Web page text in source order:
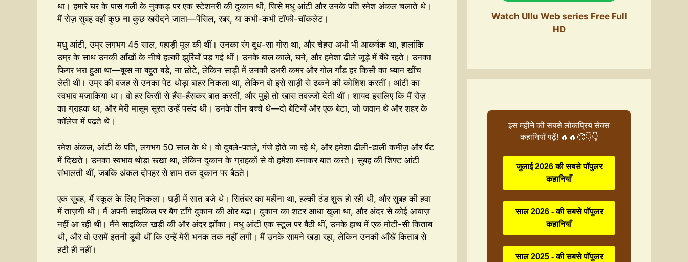
था। हमारे घर के पास गली के नुक्कड़ पर एक स्टेशनरी की दुकान थी, जिसे मधु आंटी और उनके पति रमेश अंकल चलाते थे।
मैं रोज़ सुबह वहाँ कुछ ना कुछ खरीदने जाता—पेंसिल, रबर, या कभी-कभी टॉफी-चॉकलेट।
मधु आंटी, उम्र लगभग 45 साल, पहाड़ी मूल की थीं। उनका रंग दूध-सा गोरा था, और चेहरा अभी भी आकर्षक था, हालांकि
उम्र के साथ उनकी आँखों के नीचे हल्की झुर्रियाँ पड़ गई थीं। उनके बाल काले, घने, और हमेशा ढीले जूड़े में बँधे रहते। उनका
फिगर भरा हुआ था—बूब्स ना बहुत बड़े, ना छोटे, लेकिन साड़ी में उनकी उभरी कमर और गोल गाँड हर किसी का ध्यान खींच
लेती थी। उम्र की वजह से उनका पेट थोड़ा बाहर निकला था, लेकिन वो इसे साड़ी से ढकने की कोशिश करतीं। आंटी का
स्वभाव मजाकिया था। वो हर किसी से हँस-हँसकर बात करतीं, और मुझे तो खास तवज्जो देती थीं। शायद इसलिए कि मैं रोज़
का ग्राहक था, और मेरी मासूम सूरत उन्हें पसंद थी। उनके तीन बच्चे थे—दो बेटियाँ और एक बेटा, जो जवान थे और शहर के
कॉलेज में पढ़ते थे।
रमेश अंकल, आंटी के पति, लगभग 50 साल के थे। वो दुबले-पतले, गंजे होते जा रहे थे, और हमेशा ढीली-ढाली कमीज़ और पैंट
में दिखते। उनका स्वभाव थोड़ा रूखा था, लेकिन दुकान के ग्राहकों से वो हमेशा बनाकर बात करते। सुबह की शिफ्ट आंटी
संभालती थीं, जबकि अंकल दोपहर से शाम तक दुकान पर बैठते।
एक सुबह, मैं स्कूल के लिए निकला। घड़ी में सात बजे थे। सितंबर का महीना था, हल्की ठंड शुरू हो रही थी, और सुबह की हवा
में ताज़गी थी। मैं अपनी साइकिल पर बैग टाँगे दुकान की ओर बढ़ा। दुकान का शटर आधा खुला था, और अंदर से कोई आवाज़
नहीं आ रही थी। मैंने साइकिल खड़ी की और अंदर झाँका। मधु आंटी एक स्टूल पर बैठी थीं, उनके हाथ में एक मोटी-सी किताब
थी, और वो उसमें इतनी डूबी थीं कि उन्हें मेरी भनक तक नहीं लगी। मैं उनके सामने खड़ा रहा, लेकिन उनकी आँखें किताब से
हटी ही नहीं।
Watch Ullu Web series Free Full
HD
इस महीने की सबसे लोकप्रिय सेक्स
कहानियाँ पढ़ें! 🔥🔥🥵👇👇
जुलाई 2026 की सबसे पॉपुलर
कहानियाँ
साल 2026 - की सबसे पॉपुलर
कहानियाँ
साल 2025 - की सबसे पॉपुलर